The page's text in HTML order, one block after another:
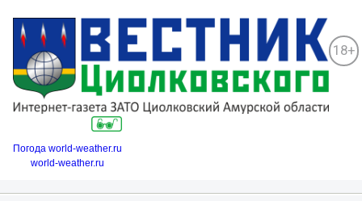
18+
Погода world-weather.ru
world-weather.ru